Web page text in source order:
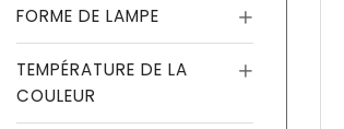
FORME DE LAMPE
TEMPÉRATURE DE LA
COULEUR